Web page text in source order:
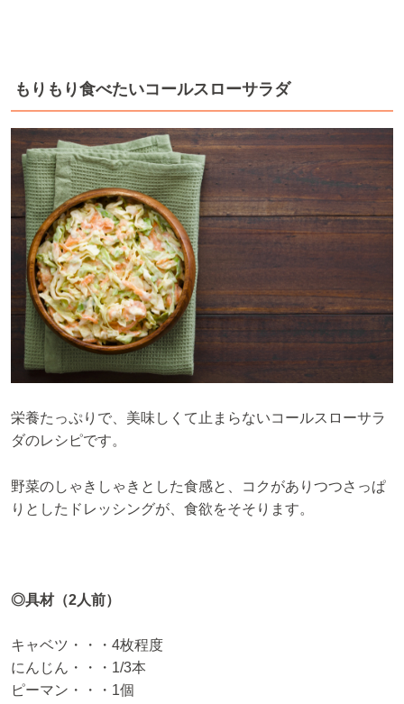
もりもり食べたいコールスローサラダ
栄養たっぷりで、美味しくて止まらないコールスローサラ
ダのレシピです。
野菜のしゃきしゃきとした食感と、コクがありつつさっぱ
りとしたドレッシングが、食欲をそそります。
◎具材（2人前）
キャベツ・・・4枚程度
にんじん・・・1/3本
ピーマン・・・1個